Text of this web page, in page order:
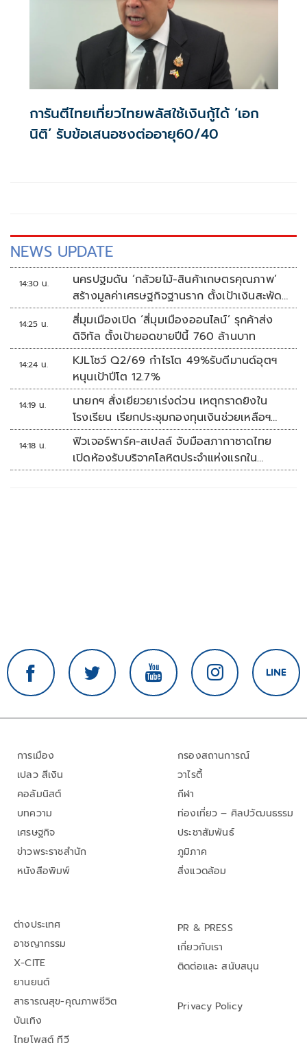
การันตีไทยเที่ยวไทยพลัสใช้เงินกู้ได้ ‘เอก
นิติ’ รับข้อเสนอชงต่ออายุ60/40
NEWS UPDATE
14:30 น.
นครปฐมดัน ‘กล้วยไม้-สินค้าเกษตรคุณภาพ’
สร้างมูลค่าเศรษฐกิจฐานราก ตั้งเป้าเงินสะพัด
10 ล้านบาท
14:25 น.
สี่มุมเมืองเปิด ‘สี่มุมเมืองออนไลน์’ รุกค้าส่ง
ดิจิทัล ตั้งเป้ายอดขายปีนี้ 760 ล้านบาท
14:24 น.
KJLโชว์ Q2/69 กำไรโต 49%รับดีมานด์อุตฯ
หนุนเป้าปีโต 12.7%
14:19 น.
นายกฯ สั่งเยียวยาเร่งด่วน เหตุกราดยิงใน
โรงเรียน เรียกประชุมกองทุนเงินช่วยเหลือฯ
ทันที
14:18 น.
ฟิวเจอร์พาร์ค-สเปลล์ จับมือสภากาชาดไทย
เปิดห้องรับบริจาคโลหิตประจำแห่งแรกใน
ศูนย์การค้าปทุมธานี
การเมือง
เปลว สีเงิน
คอลัมนิสต์
บทความ
เศรษฐกิจ
ข่าวพระราชสำนัก
หนังสือพิมพ์
กรองสถานการณ์
วาไรตี้
กีฬา
ท่องเที่ยว – ศิลปวัฒนธรรม
ประชาสัมพันธ์
ภูมิภาค
สิ่งแวดล้อม
ต่างประเทศ
อาชญากรรม
X-CITE
ยานยนต์
สาธารณสุข-คุณภาพชีวิต
บันเทิง
ไทยโพสต์ ทีวี
PR & PRESS
เกี่ยวกับเรา
ติดต่อและ สนับสนุน
Privacy Policy